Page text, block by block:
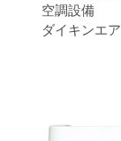
空調設備
ダイキンエ